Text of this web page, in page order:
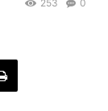
0
253